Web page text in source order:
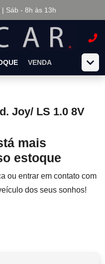
Sáb - 8h às 13h
VENDA
Joy/ LS 1.0 8V
mais
estoque
ou entrar em contato com
dos seus sonhos!